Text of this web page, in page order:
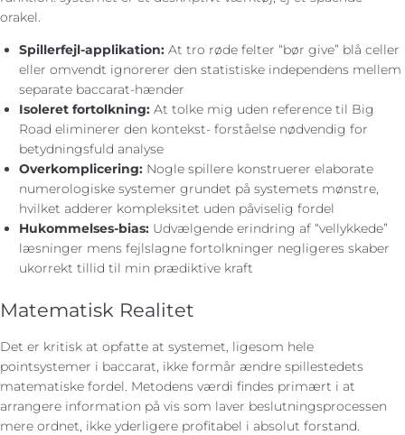
orakel.
Spillerfejl-applikation: At tro røde felter “bør give” blå celler
eller omvendt ignorerer den statistiske independens mellem
separate baccarat-hænder
Isoleret fortolkning: At tolke mig uden reference til Big
Road eliminerer den kontekst- forståelse nødvendig for
betydningsfuld analyse
Overkomplicering: Nogle spillere konstruerer elaborate
numerologiske systemer grundet på systemets mønstre,
hvilket adderer kompleksitet uden påviselig fordel
Hukommelses-bias: Udvælgende erindring af “vellykkede”
læsninger mens fejlslagne fortolkninger negligeres skaber
ukorrekt tillid til min prædiktive kraft
Matematisk Realitet
Det er kritisk at opfatte at systemet, ligesom hele
pointsystemer i baccarat, ikke formår ændre spillestedets
matematiske fordel. Metodens værdi findes primært i at
arrangere information på vis som laver beslutningsprocessen
mere ordnet, ikke yderligere profitabel i absolut forstand.